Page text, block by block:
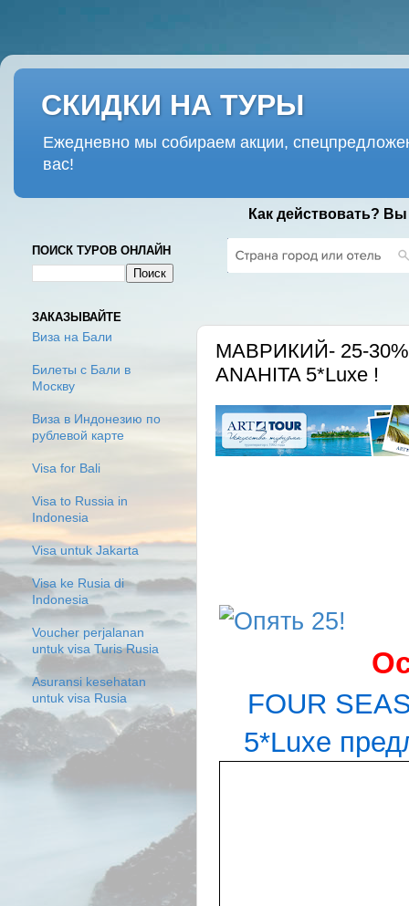
СКИДКИ НА ТУРЫ
Ежедневно мы собираем акции,
вас!
Как действовать?
МАВРИКИЙ- 25-30%
ANAHITA 5*Luxe !
FOUR
5*Luxe
ПОИСК ТУРОВ ОНЛАЙН
ЗАКАЗЫВАЙТЕ
Виза на Бали
Билеты с Бали в
Москву
Виза в Индонезию по
рублевой карте
Visa for Bali
Visa to Russia in
Indonesia
Visa untuk Jakarta
Visa ke Rusia di
Indonesia
Voucher perjalanan
untuk visa Turis Rusia
Asuransi kesehatan
untuk visa Rusia